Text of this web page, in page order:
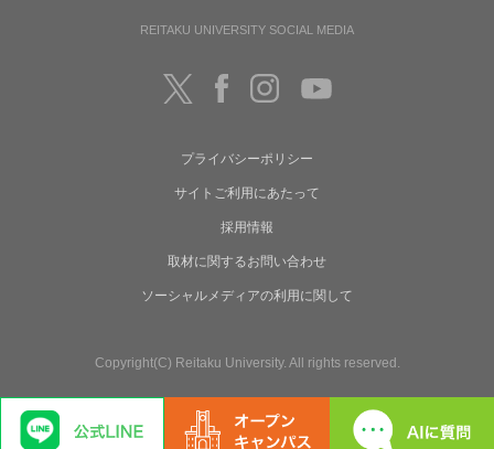
REITAKU UNIVERSITY SOCIAL MEDIA
プライバシーポリシー
サイトご利用にあたって
採用情報
取材に関するお問い合わせ
ソーシャルメディアの利用に関して
Copyright(C) Reitaku University. All rights reserved.